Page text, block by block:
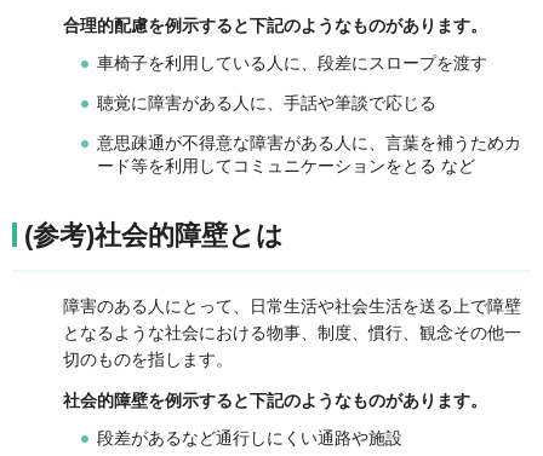
合理的配慮を例示すると下記のようなものがあります。
車椅子を利用している人に、段差にスロープを渡す
聴覚に障害がある人に、手話や筆談で応じる
意思疎通が不得意な障害がある人に、言葉を補うためカ
ード等を利用してコミュニケーションをとる など
(参考)社会的障壁とは
障害のある人にとって、日常生活や社会生活を送る上で障壁
となるような社会における物事、制度、慣行、観念その他一
切のものを指します。
社会的障壁を例示すると下記のようなものがあります。
段差があるなど通行しにくい通路や施設